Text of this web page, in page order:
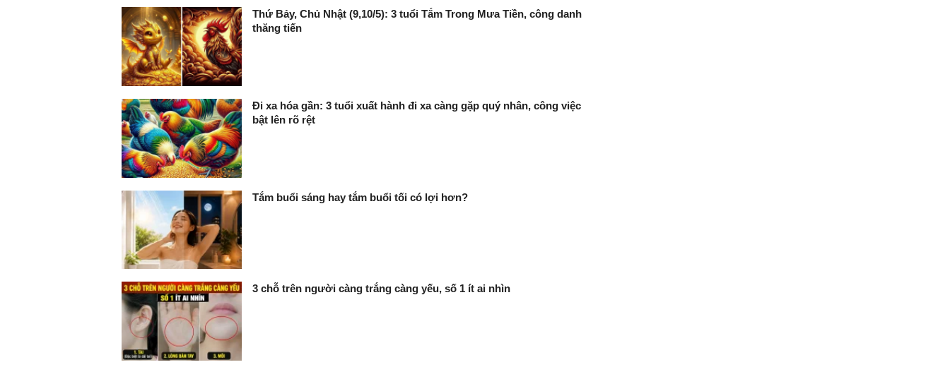
Thứ Bảy, Chủ Nhật (9,10/5): 3 tuổi Tắm Trong Mưa Tiền, công danh
thăng tiến
Đi xa hóa gần: 3 tuổi xuất hành đi xa càng gặp quý nhân, công việc
bật lên rõ rệt
Tắm buổi sáng hay tắm buổi tối có lợi hơn?
3 chỗ trên người càng trắng càng yếu, số 1 ít ai nhìn